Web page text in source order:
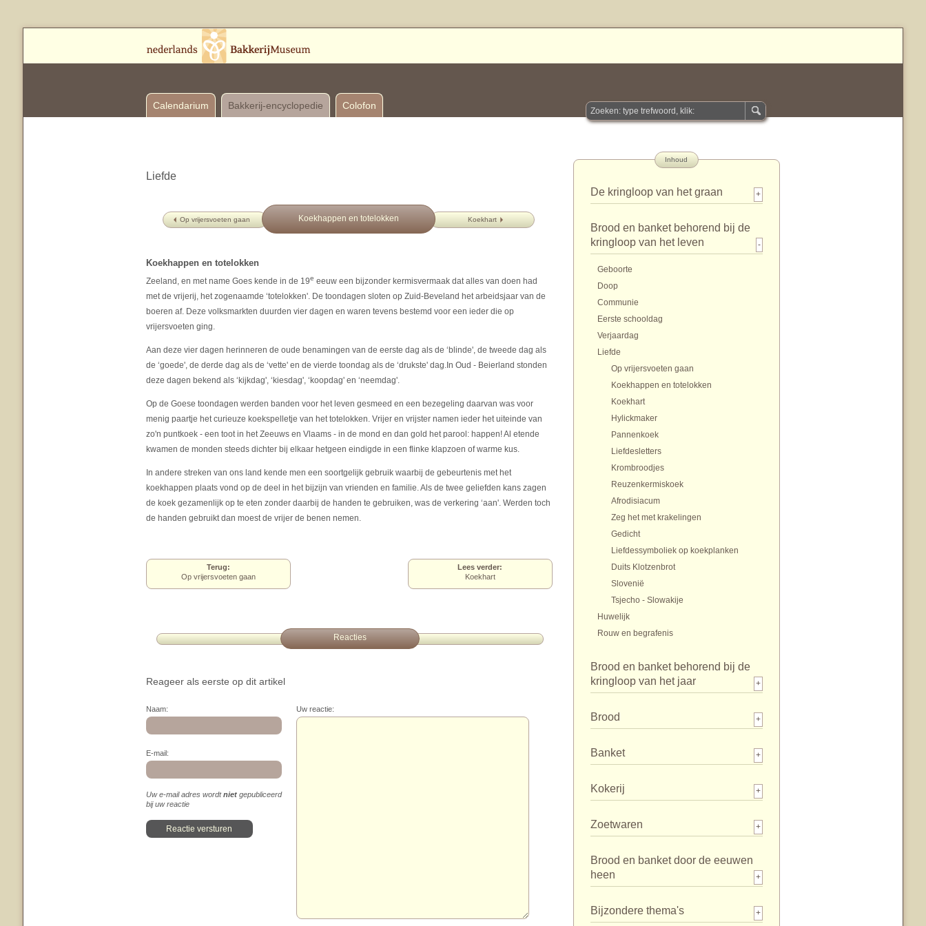
Calendarium Bakkerij-encyclopedie Colofon
Liefde
Op vrijersvoeten gaan Koekhart
Koekhappen en totelokken
Koekhappen en totelokken
Zeeland, en met name Goes kende in de 19e eeuw een bijzonder kermisvermaak dat alles van doen had
met de vrijerij, het zogenaamde ‘totelokken'. De toondagen sloten op Zuid-Beveland het arbeidsjaar van de
boeren af. Deze volksmarkten duurden vier dagen en waren tevens bestemd voor een ieder die op
vrijersvoeten ging.
Aan deze vier dagen herinneren de oude benamingen van de eerste dag als de ‘blinde', de tweede dag als
de ‘goede', de derde dag als de ‘vette' en de vierde toondag als de ‘drukste' dag.In Oud - Beierland stonden
deze dagen bekend als ‘kijkdag', ‘kiesdag', ‘koopdag' en ‘neemdag'.
Op de Goese toondagen werden banden voor het leven gesmeed en een bezegeling daarvan was voor
menig paartje het curieuze koekspelletje van het totelokken. Vrijer en vrijster namen ieder het uiteinde van
zo'n puntkoek - een toot in het Zeeuws en Vlaams - in de mond en dan gold het parool: happen! Al etende
kwamen de monden steeds dichter bij elkaar hetgeen eindigde in een flinke klapzoen of warme kus.
In andere streken van ons land kende men een soortgelijk gebruik waarbij de gebeurtenis met het
koekhappen plaats vond op de deel in het bijzijn van vrienden en familie. Als de twee geliefden kans zagen
de koek gezamenlijk op te eten zonder daarbij de handen te gebruiken, was de verkering ‘aan'. Werden toch
de handen gebruikt dan moest de vrijer de benen nemen.
Terug:
Op vrijersvoeten gaan
Lees verder:
Koekhart
Reacties
Reageer als eerste op dit artikel
Naam:
E-mail:
Uw e-mail adres wordtnietgepubliceerd
bij uw reactie
Uw reactie:
Inhoud
De kringloop van het graan +
Brood en banket behorend bij de
kringloop van het leven
-
Geboorte
Doop
Communie
Eerste schooldag
Verjaardag
Liefde
Op vrijersvoeten gaan
Koekhappen en totelokken
Koekhart
Hylickmaker
Pannenkoek
Liefdesletters
Krombroodjes
Reuzenkermiskoek
Afrodisiacum
Zeg het met krakelingen
Gedicht
Liefdessymboliek op koekplanken
Duits Klotzenbrot
Slovenië
Tsjecho - Slowakije
Huwelijk
Rouw en begrafenis
Brood en banket behorend bij de
kringloop van het jaar
+
Brood +
Banket +
Kokerij +
Zoetwaren +
Brood en banket door de eeuwen
heen
+
Bijzondere thema's +